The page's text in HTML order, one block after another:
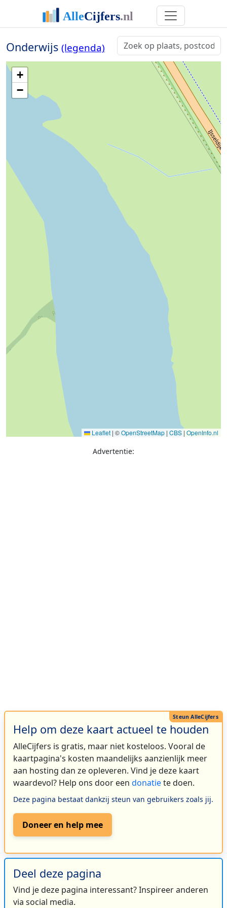
Onderwijs (legenda)
+
−
Leaflet | ©OpenStreetMap | CBS | OpenInfo.nl
Advertentie:
Help om deze kaart actueel te houden
AlleCijfers is gratis, maar niet kosteloos. Vooral de
kaartpagina's kosten maandelijks aanzienlijk meer
aan hosting dan ze opleveren. Vind je deze kaart
waardevol? Help ons door een donatiete doen.
Deze pagina bestaat dankzij steun van gebruikers zoals jij.
Doneer en help mee
Deel deze pagina
Vind je deze pagina interessant? Inspireer anderen
via social media.